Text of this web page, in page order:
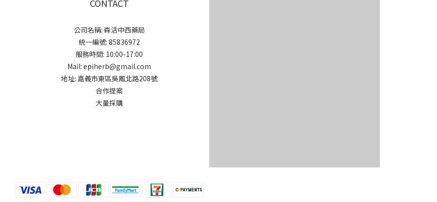
CONTACT
公司名稱: 森活中西藥局
統一編號: 85836972
服務時間: 10:00-17:00
Mail: epiherb@gmail.com
地址: 嘉義市東區吳鳳北路208號
合作提案
大量採購